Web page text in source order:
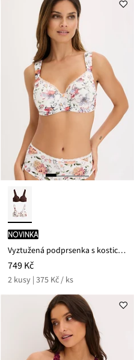
novinka
Vyztužená podprsenka s kosticemi a organickou bavlnou (2 ks v balení)
749 Kč
2 kusy | 375 Kč / ks